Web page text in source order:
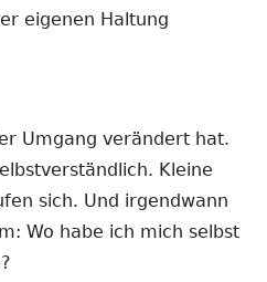
eigenen Haltung
Umgang verändert hat.
Kleine
sich. Und irgendwann
Wo habe ich mich selbst